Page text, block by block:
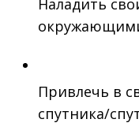
Наладить
Привлечь в
спутника/